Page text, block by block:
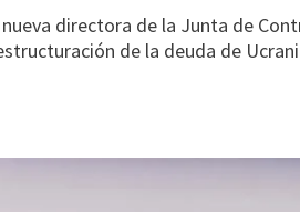
nueva directora de la Junta de
de la deuda de